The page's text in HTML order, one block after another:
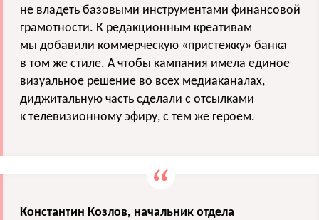
не владеть базовыми инструментами финансовой
грамотности. К редакционным креативам
мы добавили коммерческую «пристежку» банка
в том же стиле. А чтобы кампания имела единое
визуальное решение во всех медиаканалах,
диджитальную часть сделали с отсылками
к телевизионному эфиру, с тем же героем.
Константин Козлов, начальник отдела